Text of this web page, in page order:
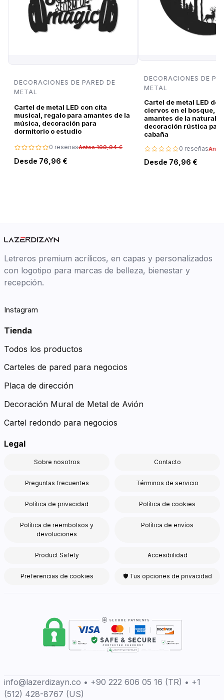
DECORACIONES DE PARED DE
METAL
Cartel de metal LED con cita
musical, regalo para amantes de la
música, decoración para
dormitorio o estudio
0 reseñasAntes 109,94 €
Desde 76,96 €
DECORACIONES DE
METAL
Cartel de metal LED de
ciervos en el bosque,
amantes de la
decoración rústica
cabaña
0 reseñas
Desde 76,96 €
Letreros premium acrílicos, en capas y personalizados
con logotipo para marcas de belleza, bienestar y
recepción.
Instagram
Tienda
Todos los productos
Carteles de pared para negocios
Placa de dirección
Decoración Mural de Metal de Avión
Cartel redondo para negocios
Legal
Sobre nosotros Contacto
Preguntas frecuentes Términos de servicio
Política de privacidad Política de cookies
Política de reembolsos y
devoluciones
Política de envíos
Product Safety Accesibilidad
Preferencias de cookies 🛡 Tus opciones de privacidad
info@lazerdizayn.co • +90 222 606 05 16 (TR) • +1
(512) 428-8767 (US)